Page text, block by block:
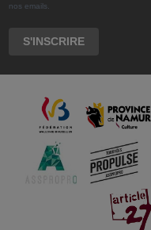
nos emails.
S'INSCRIRE